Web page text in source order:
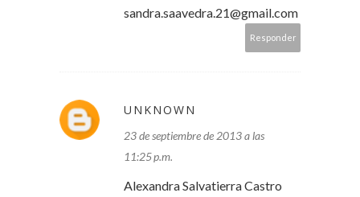
sandra.saavedra.21@gmail.com
Responder
UNKNOWN
23 de septiembre de 2013 a las
11:25 p.m.
Alexandra Salvatierra Castro